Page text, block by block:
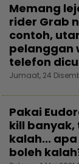
Memang
rider Grab
contoh,
pelanggan
telefon
Jumaat, 24
Pakai
kill
kalah...
boleh